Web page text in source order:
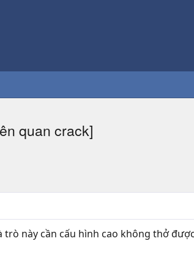
quan crack]
này cần cấu hình cao không thở